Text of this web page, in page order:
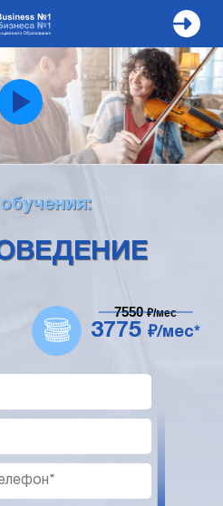
3775 ₽/мес*
7550₽/мес